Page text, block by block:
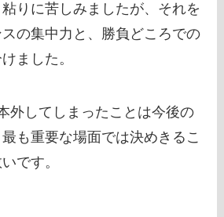
りに苦しみましたが、それを
の集中力と、勝負どころでの
ました。
外してしまったことは今後の
も重要な場面では決めきるこ
です。